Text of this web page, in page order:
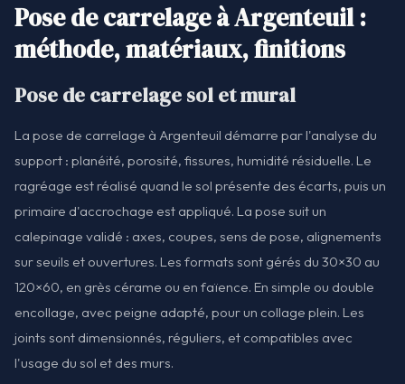
Pose de carrelage à Argenteuil :
méthode, matériaux, finitions
Pose de carrelage sol et mural
La pose de carrelage à Argenteuil démarre par l'analyse du
support : planéité, porosité, fissures, humidité résiduelle. Le
ragréage est réalisé quand le sol présente des écarts, puis un
primaire d'accrochage est appliqué. La pose suit un
calepinage validé : axes, coupes, sens de pose, alignements
sur seuils et ouvertures. Les formats sont gérés du 30×30 au
120×60, en grès cérame ou en faïence. En simple ou double
encollage, avec peigne adapté, pour un collage plein. Les
joints sont dimensionnés, réguliers, et compatibles avec
l'usage du sol et des murs.